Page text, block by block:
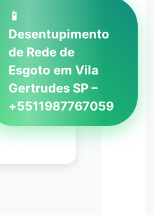
📱
Desentupimento
de Rede de
Esgoto em Vila
Gertrudes SP –
+5511987767059